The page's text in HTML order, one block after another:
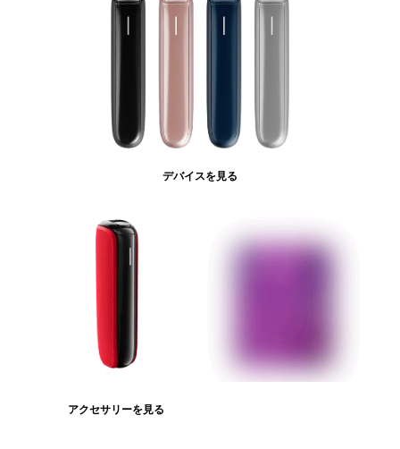
デバイスを見る
アクセサリーを見る